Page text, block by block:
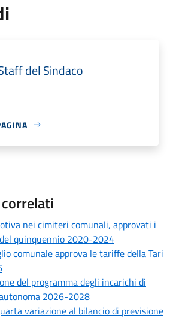
del Sindaco
nei cimiteri comunali, approvati i
quinquennio 2020-2024
comunale approva le tariffe della Tari
del programma degli incarichi di
2026-2028
variazione al bilancio di previsione